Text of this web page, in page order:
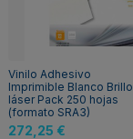
Vinilo Adhesivo
Imprimible Blanco Brillo
láser Pack 250 hojas
(formato SRA3)
272,25 €